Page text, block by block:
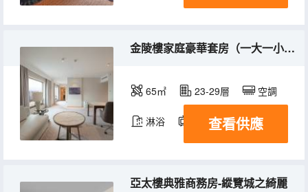
金陵樓家庭豪華套房（一大一小床）-新街口無敵景觀
65㎡ 23-29層 空調
淋浴 電視機 冰箱
查看供應
亞太樓典雅商務房-縱覽城之綺麗